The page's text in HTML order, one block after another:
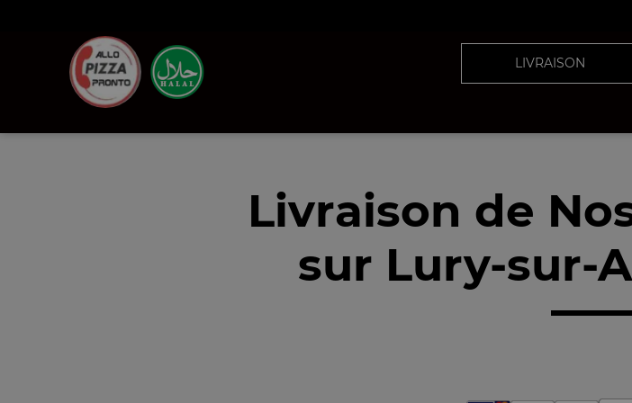
LIVRAISON
Livraison de
sur Lury-sur-